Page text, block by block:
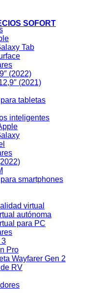
SOFORT
Tab
(2022)
(2021)
tabletas
inteligentes
smartphones
virtual
autónoma
para PC
3
Pro
Wayfarer Gen 2
RV